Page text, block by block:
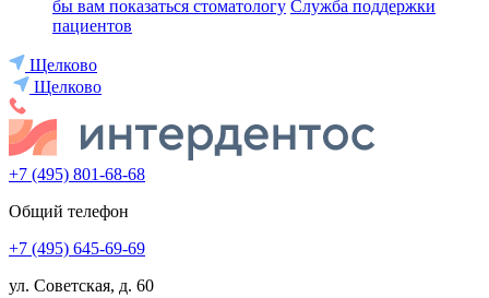
бы вам показаться стоматологу Служба поддержки
пациентов
Щелково
Щелково
+7 (495) 801-68-68
Общий телефон
+7 (495) 645-69-69
ул. Советская, д. 60